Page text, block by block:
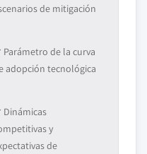
de mitigación
de la curva
adopción tecnológica
y
de